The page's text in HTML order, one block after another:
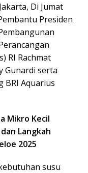
Di Jumat
Presiden
RI Rachmat
Gunardi serta
BRI Aquarius
Mikro Kecil
Langkah
2025
susu